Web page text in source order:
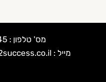
מס' טלפון : 055-269-9745
מייל : Contact@addiction2success.co.il